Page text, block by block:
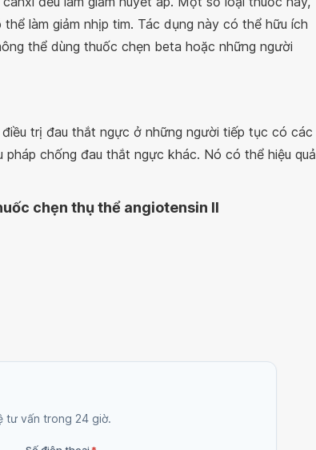
làm giảm nhịp tim. Tác dụng này có thể hữu ích
thể dùng thuốc chẹn beta hoặc những người
trị đau thắt ngực ở những người tiếp tục có các
chống đau thắt ngực khác. Nó có thể hiệu quả
chẹn thụ thể angiotensin II
tư vấn trong 24 giờ.